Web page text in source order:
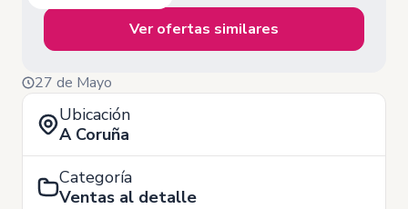
Ver ofertas similares
27 de Mayo
Ubicación
A Coruña
Categoría
Ventas al detalle